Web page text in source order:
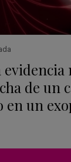
evidencia
de un
en un